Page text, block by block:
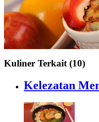
Kuliner Terkait (10)
Kelezatan